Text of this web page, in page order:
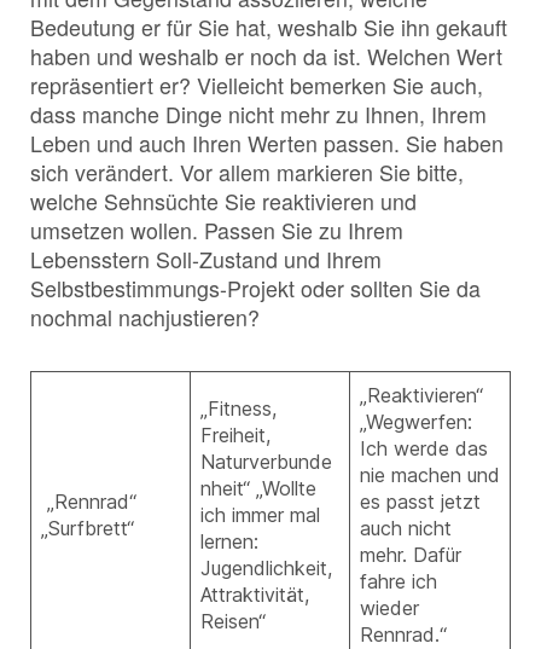
Bedeutung er für Sie hat, weshalb Sie ihn gekauft
haben und weshalb er noch da ist. Welchen Wert
repräsentiert er? Vielleicht bemerken Sie auch,
dass manche Dinge nicht mehr zu Ihnen, Ihrem
Leben und auch Ihren Werten passen. Sie haben
sich verändert. Vor allem markieren Sie bitte,
welche Sehnsüchte Sie reaktivieren und
umsetzen wollen. Passen Sie zu Ihrem
Lebensstern Soll-Zustand und Ihrem
Selbstbestimmungs-Projekt oder sollten Sie da
nochmal nachjustieren?
„Rennrad“
„Surfbrett“
„Fitness,
Freiheit,
Naturverbunde
nheit“ „Wollte
ich immer mal
lernen:
Jugendlichkeit,
Attraktivität,
Reisen“
„Reaktivieren“
„Wegwerfen:
Ich werde das
nie machen und
es passt jetzt
auch nicht
mehr. Dafür
fahre ich
wieder
Rennrad.“